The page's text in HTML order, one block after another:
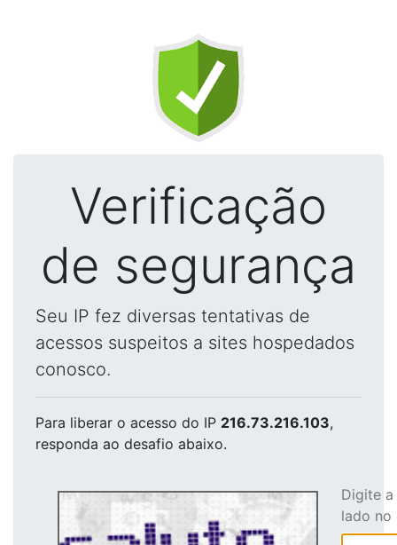
Verificação
de segurança
Seu IP fez diversas tentativas de
acessos suspeitos a sites hospedados
conosco.
Para liberar o acesso do IP 216.73.216.103,
responda ao desafio abaixo.
Digite
lado no